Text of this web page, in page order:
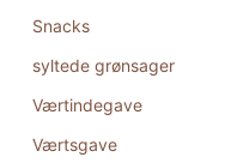
Snacks
syltede grønsager
Værtindegave
Værtsgave